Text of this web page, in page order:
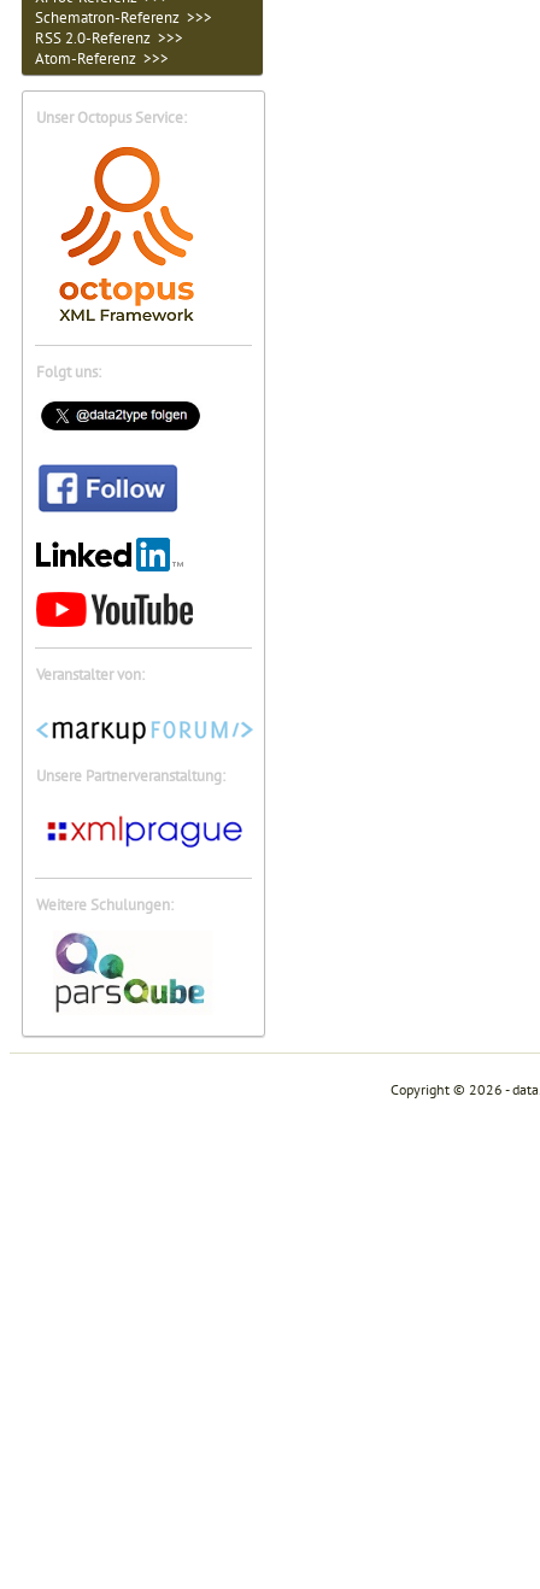
Schematron-Referenz >>>
RSS 2.0-Referenz >>>
Atom-Referenz >>>
Unser Octopus Service:
Folgt uns:
Veranstalter von:
Unsere Partnerveranstaltung:
Weitere Schulungen:
Copyright © 2026 -